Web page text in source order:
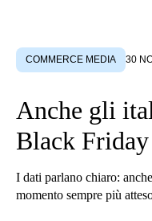
COMMERCE MEDIA 30
Anche gli
Black Friday
I dati parlano chiaro:
momento sempre più